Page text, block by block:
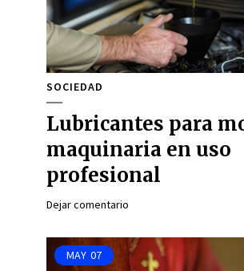
SOCIEDAD
Lubricantes para
maquinaria en uso
profesional
Dejar comentario
MAY 07